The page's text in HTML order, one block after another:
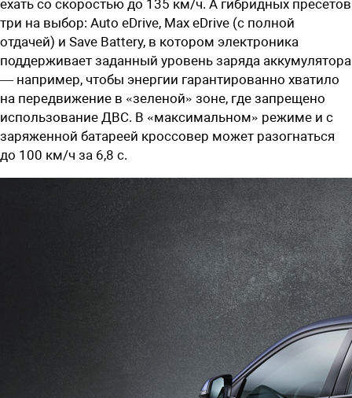
ехать со скоростью до 135 км/ч. А гибридных пресетов
три на выбор: Auto eDrive, Max eDrive (с полной
отдачей) и Save Battery, в котором электроника
поддерживает заданный уровень заряда аккумулятора
— например, чтобы энергии гарантированно хватило
на передвижение в «зеленой» зоне, где запрещено
использование ДВС. В «максимальном» режиме и с
заряженной батареей кроссовер может разогнаться
до 100 км/ч за 6,8 с.